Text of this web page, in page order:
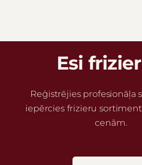
Esi
Reģistrējies profesionāļa
iepērcies frizieru
cenām.